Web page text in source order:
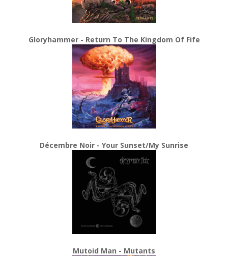
Gloryhammer - Return To The Kingdom Of Fife
Décembre Noir - Your Sunset/My Sunrise
Mutoid Man - Mutants